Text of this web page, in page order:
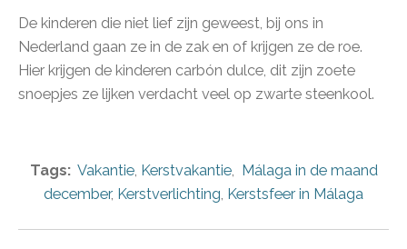
De kinderen die niet lief zijn geweest, bij ons in
Nederland gaan ze in de zak en of krijgen ze de roe.
Hier krijgen de kinderen carbón dulce, dit zijn zoete
snoepjes ze lijken verdacht veel op zwarte steenkool.
Tags: Vakantie, Kerstvakantie,
Málaga in de maand
december, Kerstverlichting, Kerstsfeer in Málaga